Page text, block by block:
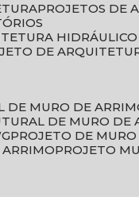
PROJETOS DE
HIDRÁULICO
DE
DE MURO DE
DE MURO DE
PROJETO DE
ARRIMO
PROJETO